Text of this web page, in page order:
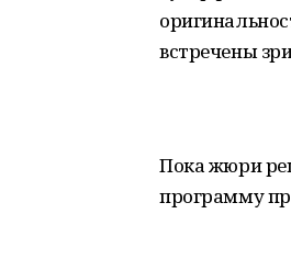
встречены
Пока жюри
программу